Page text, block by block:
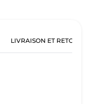
LIVRAISON ET RETOURS